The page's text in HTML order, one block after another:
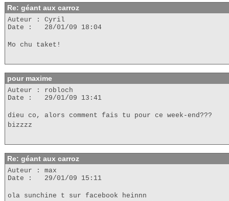
Re: géant aux carroz
Auteur : Cyril
Date : 28/01/09 18:04
Mo chu taket!
pour maxime
Auteur : robloch
Date : 29/01/09 13:41
dieu co, alors comment fais tu pour ce week-end???
bizzzz
Re: géant aux carroz
Auteur : max
Date : 29/01/09 15:11
ola sunchine t sur facebook heinnn